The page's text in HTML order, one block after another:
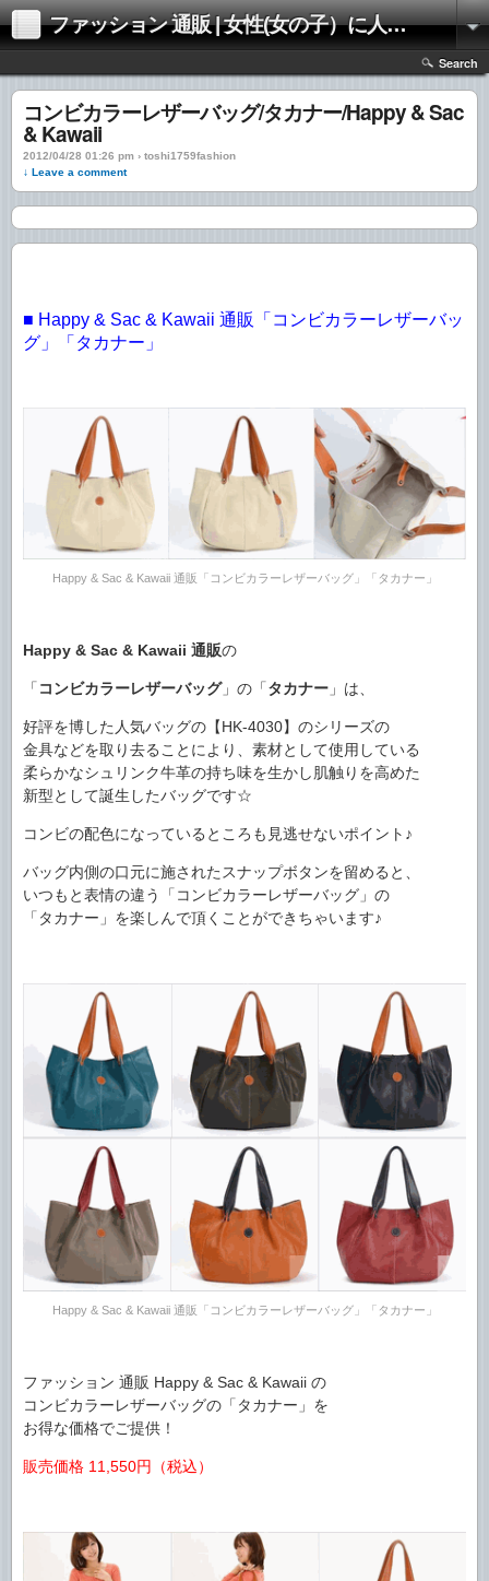
ファッション 通販 | 女性(女の子）に人気のファッションの通販 | 情報
Search
コンビカラーレザーバッグ/タカナー/Happy & Sac
& Kawaii
2012/04/28 01:26 pm › toshi1759fashion
↓ Leave a comment
■ Happy & Sac & Kawaii 通販「コンビカラーレザーバッ
グ」「タカナー」
Happy & Sac & Kawaii 通販「コンビカラーレザーバッグ」「タカナー」
Happy & Sac & Kawaii 通販の
「 コンビカラーレザーバッグ」の「タカナー 」は、
好評を博した人気バッグの【HK-4030】のシリーズの
金具などを取り去ることにより、素材として使用している
柔らかなシュリンク牛革の持ち味を生かし肌触りを高めた
新型として誕生したバッグです☆
コンビの配色になっているところも見逃せないポイント♪
バッグ内側の口元に施されたスナップボタンを留めると、
いつもと表情の違う「コンビカラーレザーバッグ」の
「タカナー」を楽しんで頂くことができちゃいます♪
Happy & Sac & Kawaii 通販「コンビカラーレザーバッグ」「タカナー」
ファッション 通販 Happy & Sac & Kawaii の
コンビカラーレザーバッグの「タカナー」を
お得な価格でご提供！
販売価格 11,550円（税込）